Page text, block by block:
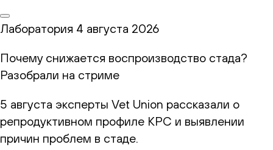
Лаборатория 4 августа 2026
Почему снижается воспроизводство стада?
Разобрали на стриме
5 августа эксперты Vet Union рассказали о
репродуктивном профиле КРС и выявлении
причин проблем в стаде.